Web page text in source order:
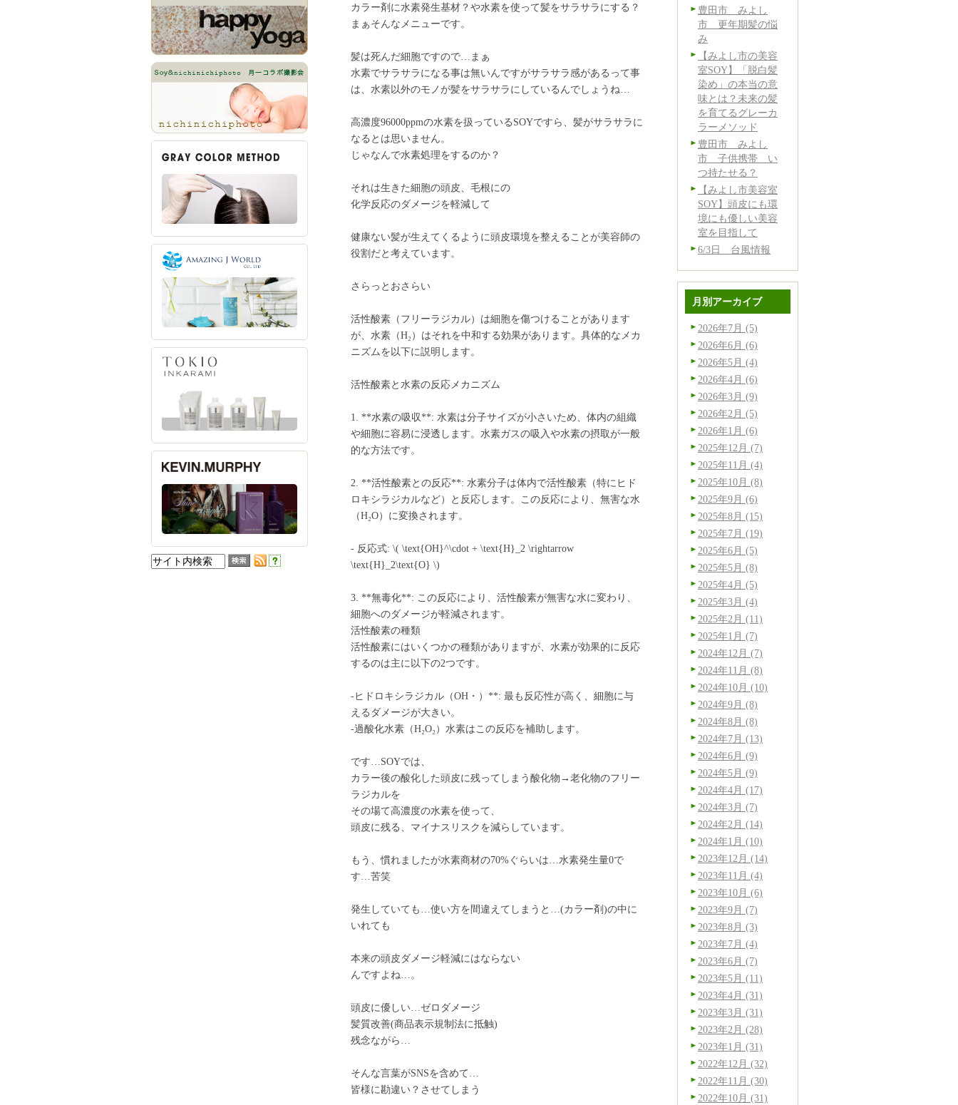
カラー剤に水素発生基材？や水素を使って髪をサラサラにする？
まぁそんなメニューです。
髪は死んだ細胞ですので…まぁ
水素でサラサラになる事は無いんですがサラサラ感があるって事
は、水素以外のモノが髪をサラサラにしているんでしょうね…
高濃度96000ppmの水素を扱っているSOYですら、髪がサラサラに
なるとは思いません。
じゃなんで水素処理をするのか？
それは生きた細胞の頭皮、毛根にの
化学反応のダメージを軽減して
健康ない髪が生えてくるように頭皮環境を整えることが美容師の
役割だと考えています。
さらっとおさらい
活性酸素（フリーラジカル）は細胞を傷つけることがあります
が、水素（H₂）はそれを中和する効果があります。具体的なメカ
ニズムを以下に説明します。
活性酸素と水素の反応メカニズム
1. **水素の吸収**: 水素は分子サイズが小さいため、体内の組織
や細胞に容易に浸透します。水素ガスの吸入や水素の摂取が一般
的な方法です。
2. **活性酸素との反応**: 水素分子は体内で活性酸素（特にヒド
ロキシラジカルなど）と反応します。この反応により、無害な水
（H₂O）に変換されます。
- 反応式: \( \text{OH}^\cdot + \text{H}_2 \rightarrow
\text{H}_2\text{O} \)
3. **無毒化**: この反応により、活性酸素が無害な水に変わり、
細胞へのダメージが軽減されます。
活性酸素の種類
活性酸素にはいくつかの種類がありますが、水素が効果的に反応
するのは主に以下の2つです。
-ヒドロキシラジカル（OH・）**: 最も反応性が高く、細胞に与
えるダメージが大きい。
-過酸化水素（H₂O₂）水素はこの反応を補助します。
です…SOYでは、
カラー後の酸化した頭皮に残ってしまう酸化物→老化物のフリー
ラジカルを
その場て高濃度の水素を使って、
頭皮に残る、マイナスリスクを減らしています。
もう、慣れましたが水素商材の70%ぐらいは…水素発生量0で
す…苦笑
発生していても…使い方を間違えてしまうと…(カラー剤)の中に
いれても
本来の頭皮ダメージ軽減にはならない
んですよね…。
頭皮に優しい…ゼロダメージ
髪質改善(商品表示規制法に抵触)
残念ながら…
そんな言葉がSNSを含めて…
皆様に勘違い？させてしまう
豊田市 みよし
市 更年期髪の悩
み
【みよし市の美容
室SOY】「脱白髪
染め」の本当の意
味とは？未来の髪
を育てるグレーカ
ラーメソッド
豊田市 みよし
市 子供携帯 い
つ持たせる？
【みよし市美容室
SOY】頭皮にも環
境にも優しい美容
室を目指して
6/3日 台風情報
月別アーカイブ
2026年7月 (5)
2026年6月 (6)
2026年5月 (4)
2026年4月 (6)
2026年3月 (9)
2026年2月 (5)
2026年1月 (6)
2025年12月 (7)
2025年11月 (4)
2025年10月 (8)
2025年9月 (6)
2025年8月 (15)
2025年7月 (19)
2025年6月 (5)
2025年5月 (8)
2025年4月 (5)
2025年3月 (4)
2025年2月 (11)
2025年1月 (7)
2024年12月 (7)
2024年11月 (8)
2024年10月 (10)
2024年9月 (8)
2024年8月 (8)
2024年7月 (13)
2024年6月 (9)
2024年5月 (9)
2024年4月 (17)
2024年3月 (7)
2024年2月 (14)
2024年1月 (10)
2023年12月 (14)
2023年11月 (4)
2023年10月 (6)
2023年9月 (7)
2023年8月 (3)
2023年7月 (4)
2023年6月 (7)
2023年5月 (11)
2023年4月 (31)
2023年3月 (31)
2023年2月 (28)
2023年1月 (31)
2022年12月 (32)
2022年11月 (30)
2022年10月 (31)